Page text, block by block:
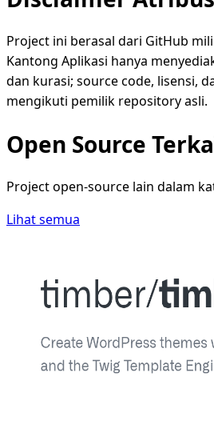
Project ini berasal dari GitHub
Kantong Aplikasi hanya
dan kurasi; source code, lisensi,
mengikuti pemilik repository asli.
Open Source
Project open-source lain dalam
Lihat semua